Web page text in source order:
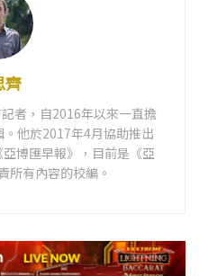
齊
者，自2016年以來一直擔
他於2017年4月協助推出
博匯早報》，目前是《亞
所有內容的校編。